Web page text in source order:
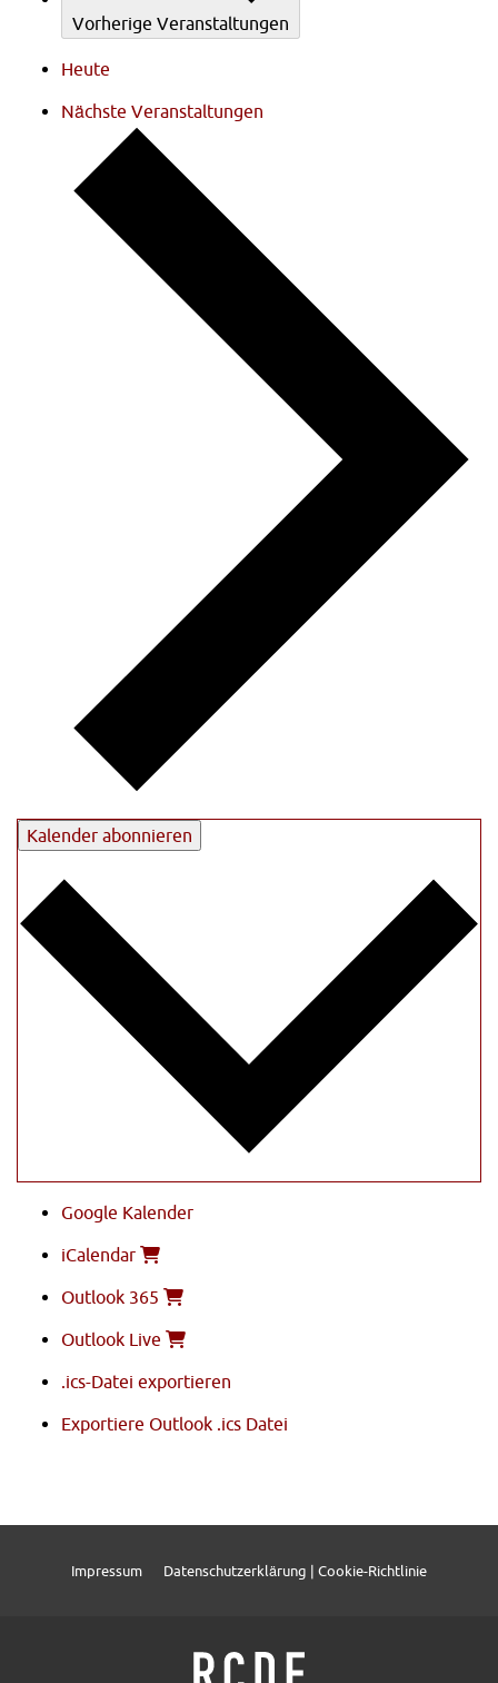
Vorherige Veranstaltungen
Heute
Nächste Veranstaltungen
Kalender abonnieren
Google Kalender
iCalendar
Outlook 365
Outlook Live
.ics-Datei exportieren
Exportiere Outlook .ics Datei
Impressum Datenschutzerklärung | Cookie-Richtlinie